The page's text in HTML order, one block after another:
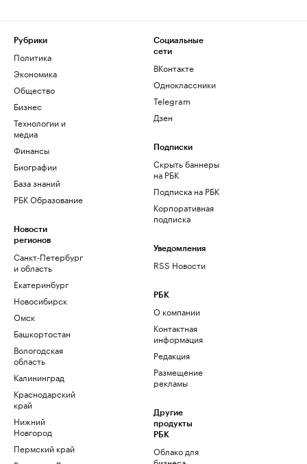
Рубрики
Политика
Экономика
Общество
Бизнес
Технологии и
медиа
Финансы
Биографии
База знаний
РБК Образование
Новости
регионов
Санкт-Петербург
и область
Екатеринбург
Новосибирск
Омск
Башкортостан
Вологодская
область
Калининград
Краснодарский
край
Нижний
Новгород
Пермский край
Социальные
сети
ВКонтакте
Одноклассники
Telegram
Дзен
Подписки
Скрыть баннеры
на РБК
Подписка на РБК
Корпоративная
подписка
Уведомления
RSS Новости
РБК
О компании
Контактная
информация
Редакция
Размещение
рекламы
Другие
продукты
РБК
Облако для